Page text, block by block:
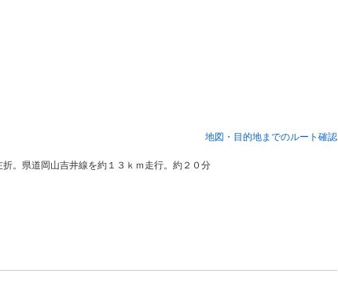
地図・目的地までのルート確認
。県道岡山吉井線を約１３ｋｍ走行。約２０分